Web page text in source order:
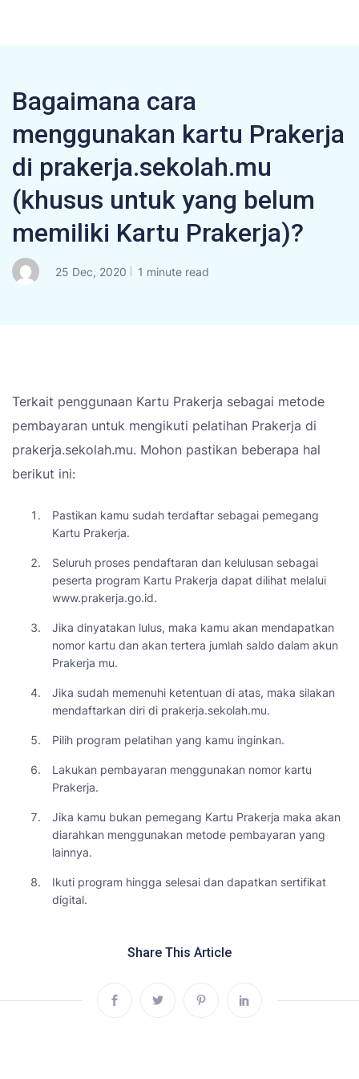
Bagaimana cara
menggunakan kartu Prakerja
di prakerja.sekolah.mu
(khusus untuk yang belum
memiliki Kartu Prakerja)?
25 Dec, 2020 1 minute read
Terkait penggunaan Kartu Prakerja sebagai metode
pembayaran untuk mengikuti pelatihan Prakerja di
prakerja.sekolah.mu. Mohon pastikan beberapa hal
berikut ini:
Pastikan kamu sudah terdaftar sebagai pemegang
Kartu Prakerja.
Seluruh proses pendaftaran dan kelulusan sebagai
peserta program Kartu Prakerja dapat dilihat melalui
www.prakerja.go.id.
Jika dinyatakan lulus, maka kamu akan mendapatkan
nomor kartu dan akan tertera jumlah saldo dalam akun
Prakerja mu.
Jika sudah memenuhi ketentuan di atas, maka silakan
mendaftarkan diri di prakerja.sekolah.mu.
Pilih program pelatihan yang kamu inginkan.
Lakukan pembayaran menggunakan nomor kartu
Prakerja.
Jika kamu bukan pemegang Kartu Prakerja maka akan
diarahkan menggunakan metode pembayaran yang
lainnya.
Ikuti program hingga selesai dan dapatkan sertifikat
digital.
Share This Article